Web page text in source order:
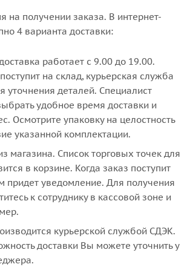
на получении заказа. В интернет-
4 варианта доставки:
работает с 9.00 до 19.00.
на склад, курьерская служба
уточнения деталей. Специалист
удобное время доставки и
Осмотрите упаковку на целостность
указанной комплектации.
магазина. Список торговых точек для
в корзине. Когда заказ поступит
придет уведомление. Для получения
к сотруднику в кассовой зоне и
курьерской службой СДЭК.
доставки Вы можете уточнить у